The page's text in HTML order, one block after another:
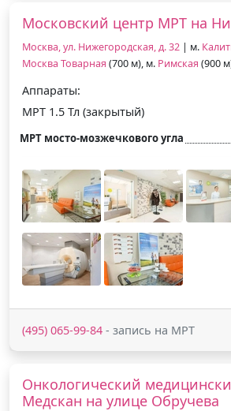
Московский центр МРТ на
Москва, ул. Нижегородская, д. 32 | м.
Москва Товарная (700 м), м. Римская (900
Аппараты:
МРТ 1.5 Тл (закрытый)
МРТ мосто-мозжечкового угла
(495) 065-99-84 - запись на МРТ
Онкологический
Медскан на улице Обручева